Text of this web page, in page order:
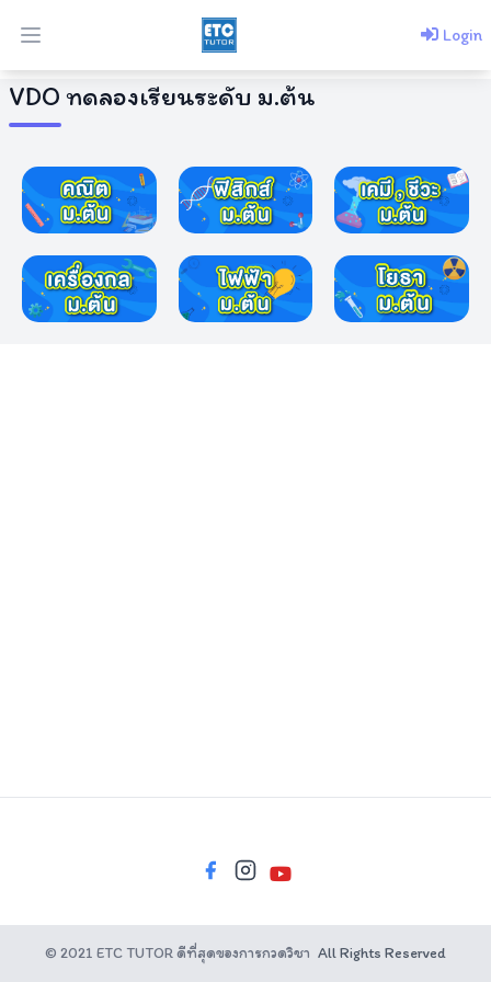
Open main menu
Login
ประวัติการ
ซื้อ
คอร์ส
VDO ทดลองเรียนระดับ ม.ต้น
© 2021 ETC TUTOR ดีที่สุดของการกวดวิชา All Rights Reserved